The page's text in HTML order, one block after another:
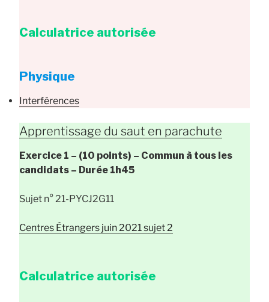
Calculatrice autorisée
Physique
Interférences
Apprentissage du saut en parachute
Exercice 1 – (10 points) – Commun à tous les
candidats – Durée 1h45
Sujet n° 21-PYCJ2G11
Centres Étrangers juin 2021 sujet 2
Calculatrice autorisée